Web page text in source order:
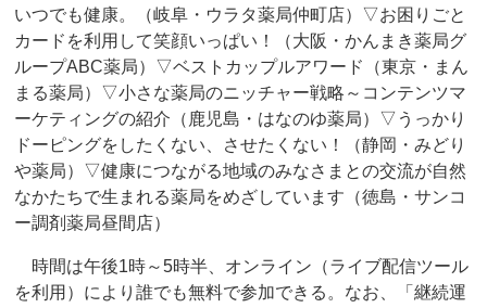
いつでも健康。（岐阜・ウラタ薬局仲町店）▽お困りごと
カードを利用して笑顔いっぱい！（大阪・かんまき薬局グ
ループABC薬局）▽ベストカップルアワード（東京・まん
まる薬局）▽小さな薬局のニッチャー戦略～コンテンツマ
ーケティングの紹介（鹿児島・はなのゆ薬局）▽うっかり
ドーピングをしたくない、させたくない！（静岡・みどり
や薬局）▽健康につながる地域のみなさまとの交流が自然
なかたちで生まれる薬局をめざしています（徳島・サンコ
ー調剤薬局昼間店）
時間は午後1時～5時半、オンライン（ライブ配信ツール
を利用）により誰でも無料で参加できる。なお、「継続運